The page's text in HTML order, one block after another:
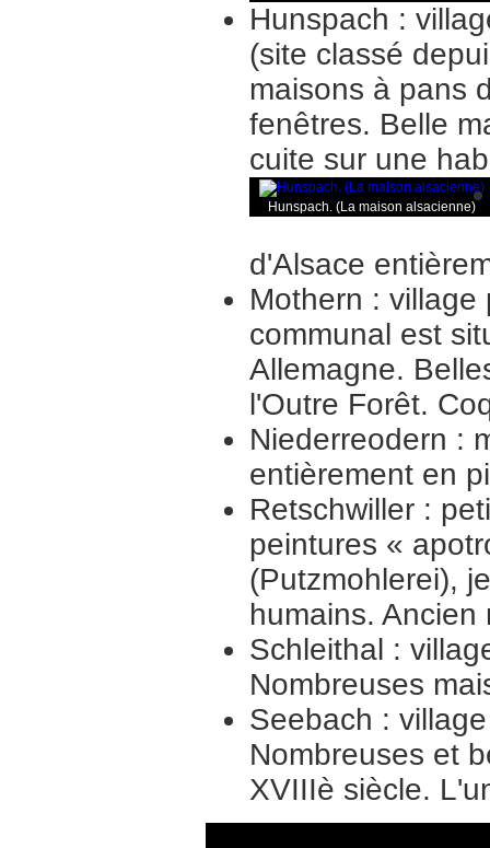
Hunspach :
(site classé
maisons à pans
fenêtres. Belle
cuite sur une
Hunspach. (La maison alsacienne)
d'Alsace
Mothern :
communal est
Allemagne.
l'Outre Forêt.
Niederreodern :
entièrement en
Retschwiller :
peintures «
(Putzmohlerei),
humains. Ancien
Schleithal :
Nombreuses
Seebach :
Nombreuses et
XVIIIè siècle.